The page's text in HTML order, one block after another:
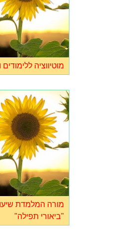
מוטיווציה ללימודים
מורה המלמדת
"ביאורי תפילה"